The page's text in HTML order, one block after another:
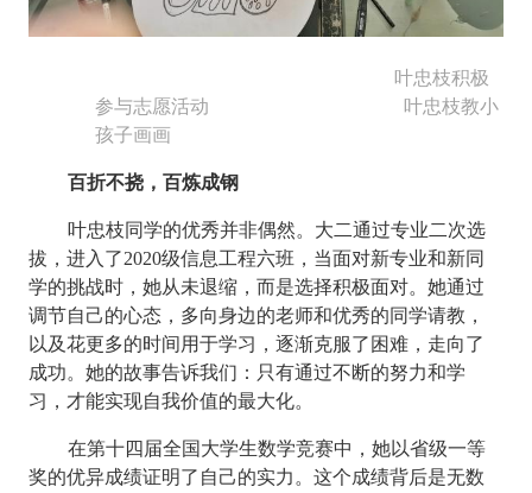
叶忠枝积极
参与志愿活动 叶忠枝教小
孩子画画
百折不挠，百炼成钢
叶忠枝同学的优秀并非偶然。大二通过专业二次选
拔，进入了2020级信息工程六班，当面对新专业和新同
学的挑战时，她从未退缩，而是选择积极面对。她通过
调节自己的心态，多向身边的老师和优秀的同学请教，
以及花更多的时间用于学习，逐渐克服了困难，走向了
成功。她的故事告诉我们：只有通过不断的努力和学
习，才能实现自我价值的最大化。
在第十四届全国大学生数学竞赛中，她以省级一等
奖的优异成绩证明了自己的实力。这个成绩背后是无数